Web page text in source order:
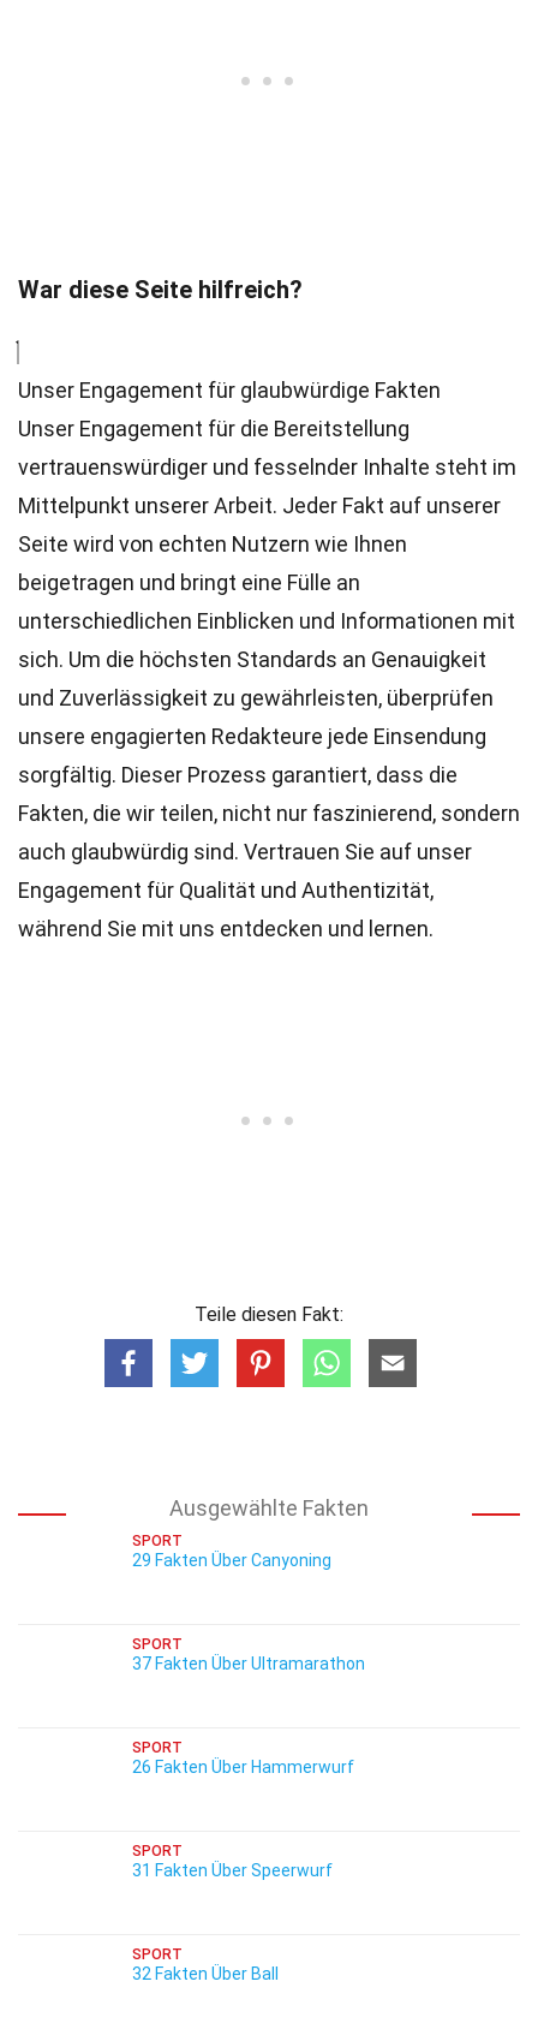
War diese Seite hilfreich?
Unser Engagement für glaubwürdige Fakten
Unser Engagement für die Bereitstellung
vertrauenswürdiger und fesselnder Inhalte steht im
Mittelpunkt unserer Arbeit. Jeder Fakt auf unserer
Seite wird von echten Nutzern wie Ihnen
beigetragen und bringt eine Fülle an
unterschiedlichen Einblicken und Informationen mit
sich. Um die höchsten Standards an Genauigkeit
und Zuverlässigkeit zu gewährleisten, überprüfen
unsere engagierten Redakteure jede Einsendung
sorgfältig. Dieser Prozess garantiert, dass die
Fakten, die wir teilen, nicht nur faszinierend, sondern
auch glaubwürdig sind. Vertrauen Sie auf unser
Engagement für Qualität und Authentizität,
während Sie mit uns entdecken und lernen.
Teile diesen Fakt:
Ausgewählte Fakten
SPORT
29 Fakten Über Canyoning
SPORT
37 Fakten Über Ultramarathon
SPORT
26 Fakten Über Hammerwurf
SPORT
31 Fakten Über Speerwurf
SPORT
32 Fakten Über Ball